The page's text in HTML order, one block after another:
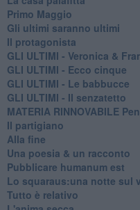
Primo Maggio
Gli ultimi saranno ultimi
Il protagonista
GLI ULTIMI - Veronica &
GLI ULTIMI - Ecco cinque
GLI ULTIMI - Le babbucce
GLI ULTIMI - Il senzatetto
MATERIA RINNOVABILE
Il partigiano
Alla fine
Una poesia & un racconto
Pubblicare humanum est
Lo squaraus:una notte sul
Tutto è relativo